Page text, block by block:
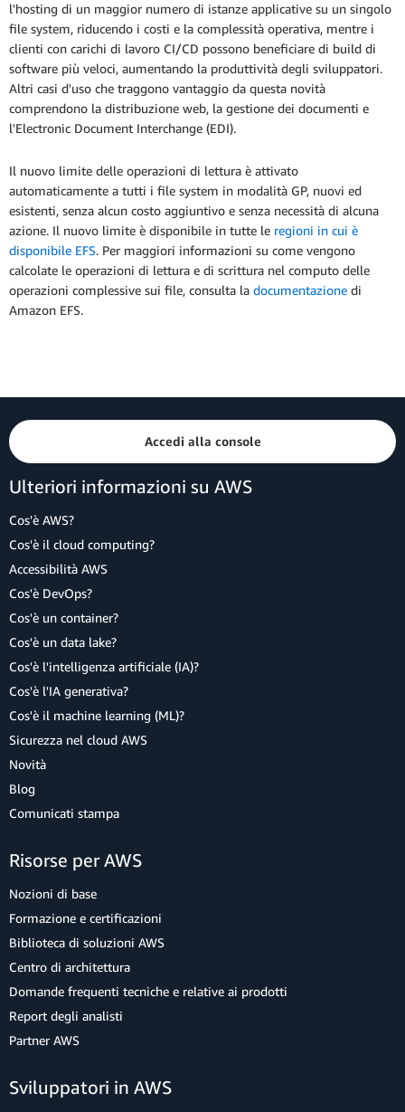
l'hosting di un maggior numero di istanze applicative su un singolo
file system, riducendo i costi e la complessità operativa, mentre i
clienti con carichi di lavoro CI/CD possono beneficiare di build di
software più veloci, aumentando la produttività degli sviluppatori.
Altri casi d'uso che traggono vantaggio da questa novità
comprendono la distribuzione web, la gestione dei documenti e
l'Electronic Document Interchange (EDI).
Il nuovo limite delle operazioni di lettura è attivato
automaticamente a tutti i file system in modalità GP, nuovi ed
esistenti, senza alcun costo aggiuntivo e senza necessità di alcuna
azione. Il nuovo limite è disponibile in tutte le regioni in cui è
disponibile EFS. Per maggiori informazioni su come vengono
calcolate le operazioni di lettura e di scrittura nel computo delle
operazioni complessive sui file, consulta la documentazione di
Amazon EFS.
Accedi alla console
Ulteriori informazioni su AWS
Cos'è AWS?
Cos'è il cloud computing?
Accessibilità AWS
Cos'è DevOps?
Cos'è un container?
Cos'è un data lake?
Cos'è l'intelligenza artificiale (IA)?
Cos'è l'IA generativa?
Cos'è il machine learning (ML)?
Sicurezza nel cloud AWS
Novità
Blog
Comunicati stampa
Risorse per AWS
Nozioni di base
Formazione e certificazioni
Biblioteca di soluzioni AWS
Centro di architettura
Domande frequenti tecniche e relative ai prodotti
Report degli analisti
Partner AWS
Sviluppatori in AWS